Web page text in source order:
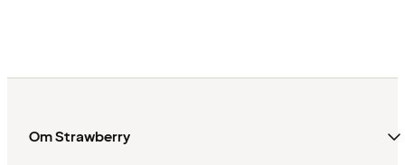
Om Strawberry